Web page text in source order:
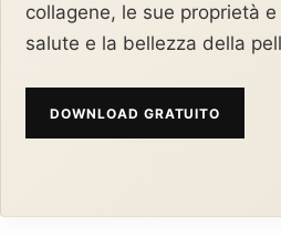
collagene, le sue proprietà
salute e la bellezza della
DOWNLOAD GRATUITO